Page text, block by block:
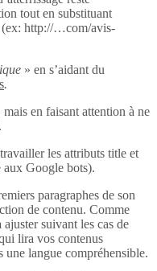
tout en substituant
(ex: http://…com/avis-
» en s’aidant du
.
mais en faisant attention à ne
les attributs title et
aux Google bots).
paragraphes de son
de contenu. Comme
suivant les cas de
lira vos contenus
une langue compréhensible.